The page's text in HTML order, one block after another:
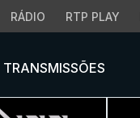
RÁDIO RTP PLAY
TRANSMISSÕES